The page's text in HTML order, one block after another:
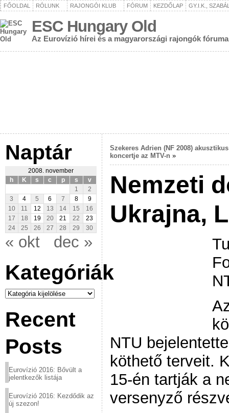
FŐOLDAL RÓLUNK RAJONGÓI KLUB FÓRUM KEZDŐLAP GY.I.K.,
ESC Hungary Old
Az Eurovízió hírei és a magyarországi rajongók fóruma
Naptár
2008. november
h
K s c p s
v
1
2
3
4 5 6 7 8
9
10
11 12 13 14 15
16
17
18 19 20 21 22
23
24
25 26 27 28 29 30
« okt dec »
Kategóriák
Kategóriák
Recent
Posts
Eurovízió 2016: Bővült a
jelentkezők listája
Eurovízió 2016: Kezdődik az
új szezon!
Szekeres Adrien (NF 2008)
koncertje az MTV-n »
Nemzeti
Ukrajna,
NTU
köthető terveit.
15-én tartják a
versenyző